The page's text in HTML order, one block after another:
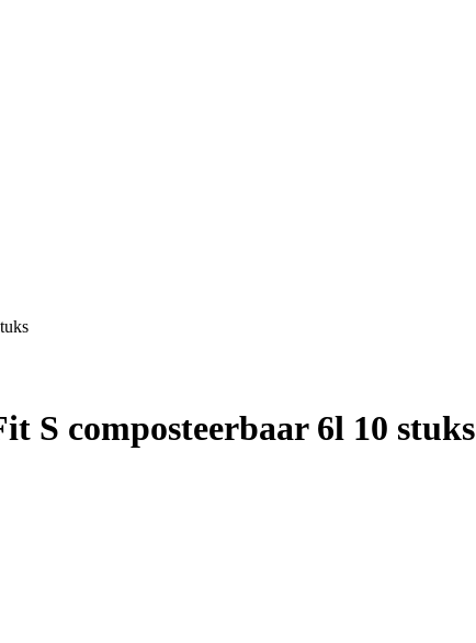
S composteerbaar 6l 10 stuks